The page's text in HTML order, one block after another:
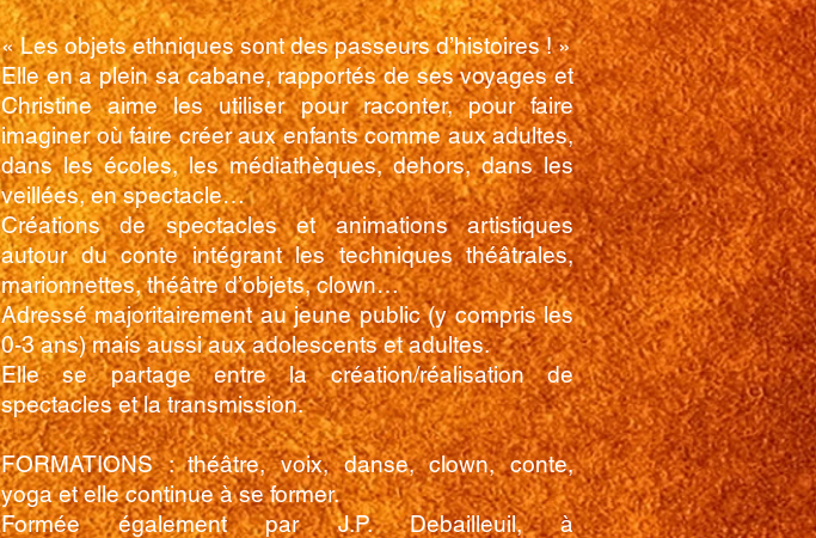
« Les objets ethniques sont des passeurs d’histoires ! »
Elle en a plein sa cabane, rapportés de ses voyages et
Christine aime les utiliser pour raconter, pour faire
imaginer où faire créer aux enfants comme aux adultes,
dans les écoles, les médiathèques, dehors, dans les
veillées, en spectacle…
Créations de spectacles et animations artistiques
autour du conte intégrant les techniques théâtrales,
marionnettes, théâtre d’objets, clown…
Adressé majoritairement au jeune public (y compris les
0-3 ans) mais aussi aux adolescents et adultes.
Elle se partage entre la création/réalisation de
spectacles et la transmission.
FORMATIONS : théâtre, voix, danse, clown, conte,
yoga et elle continue à se former.
Formée également par J.P. Debailleuil, à